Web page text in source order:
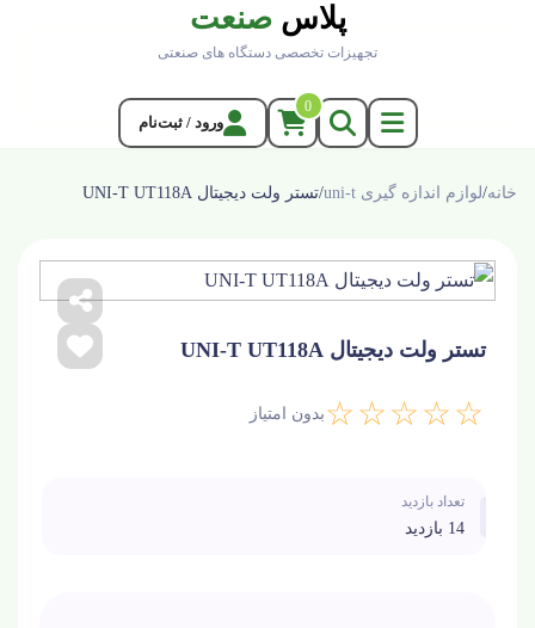
پلاس صنعت
تجهیزات تخصصی دستگاه های صنعتی
0
ورود / ثبت‌نام
خانه/لوازم اندازه گیری uni-t /تستر ولت دیجیتال UNI-T UT118A
تستر ولت دیجیتال UNI-T UT118A
☆☆☆☆☆ بدون امتیاز
تعداد بازدید
14 بازدید